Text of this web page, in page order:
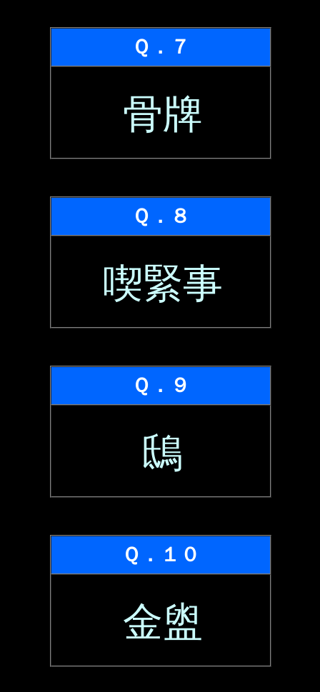
Ｑ．７
骨牌
Ｑ．８
喫緊事
Ｑ．９
鴟
Ｑ．１０
金盥